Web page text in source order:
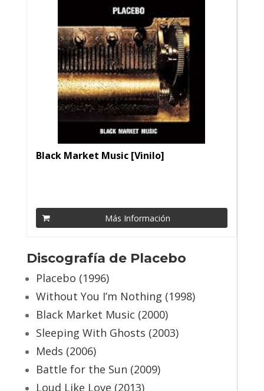
Black Market Music [Vinilo]
Más Información
Discografía de Placebo
Placebo (1996)
Without You I’m Nothing (1998)
Black Market Music (2000)
Sleeping With Ghosts (2003)
Meds (2006)
Battle for the Sun (2009)
Loud Like Love (2013)